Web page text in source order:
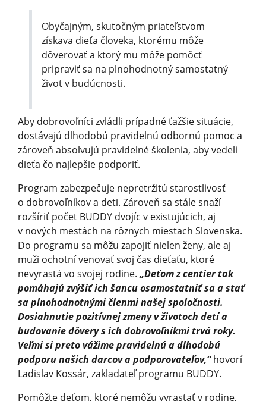
Obyčajným, skutočným priateľstvom
získava dieťa človeka, ktorému môže
dôverovať a ktorý mu môže pomôcť
pripraviť sa na plnohodnotný samostatný
život v budúcnosti.
Aby dobrovoľníci zvládli prípadné ťažšie situácie,
dostávajú dlhodobú pravidelnú odbornú pomoc a
zároveň absolvujú pravidelné školenia, aby vedeli
dieťa čo najlepšie podporiť.
Program zabezpečuje nepretržitú starostlivosť
o dobrovoľníkov a deti. Zároveň sa stále snaží
rozšíriť počet BUDDY dvojíc v existujúcich, aj
v nových mestách na rôznych miestach Slovenska.
Do programu sa môžu zapojiť nielen ženy, ale aj
muži ochotní venovať svoj čas dieťaťu, ktoré
nevyrastá vo svojej rodine. „Deťom z centier tak
pomáhajú zvýšiť ich šancu osamostatniť sa a stať
sa plnohodnotnými členmi našej spoločnosti.
Dosiahnutie pozitívnej zmeny v životoch detí a
budovanie dôvery s ich dobrovoľníkmi trvá roky.
Veľmi si preto vážime pravidelnú a dlhodobú
podporu našich darcov a podporovateľov,“hovorí
Ladislav Kossár, zakladateľ programu BUDDY.
Pomôžte deťom, ktoré nemôžu vyrastať v rodine,